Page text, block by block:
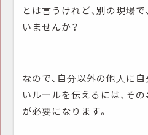
とは言うけれど、別の現場
いませんか？
なので、自分以外の他人に
いルールを伝えるには、そ
が必要になります。